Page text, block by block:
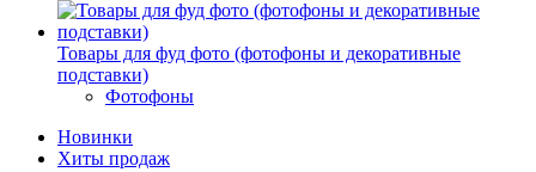
Товары для фуд фото (фотофоны и декоративные
подставки)
Фотофоны
Новинки
Хиты продаж